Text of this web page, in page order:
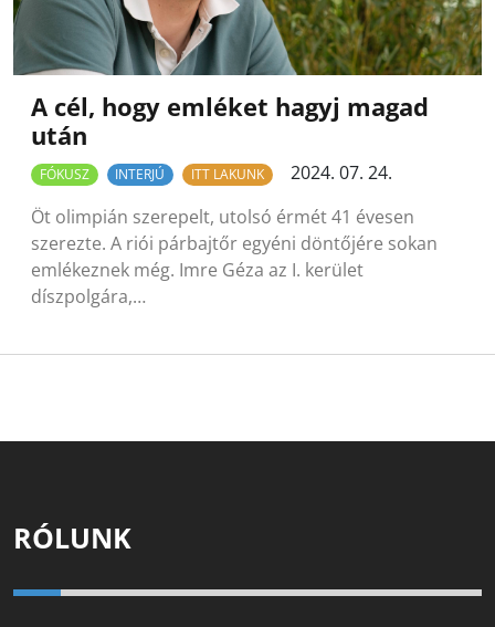
A cél, hogy emléket hagyj magad
után
FÓKUSZ INTERJÚ ITT LAKUNK
2024. 07. 24.
Öt olimpián szerepelt, utolsó érmét 41 évesen
szerezte. A riói párbajtőr egyéni döntőjére sokan
emlékeznek még. Imre Géza az I. kerület
díszpolgára,…
RÓLUNK